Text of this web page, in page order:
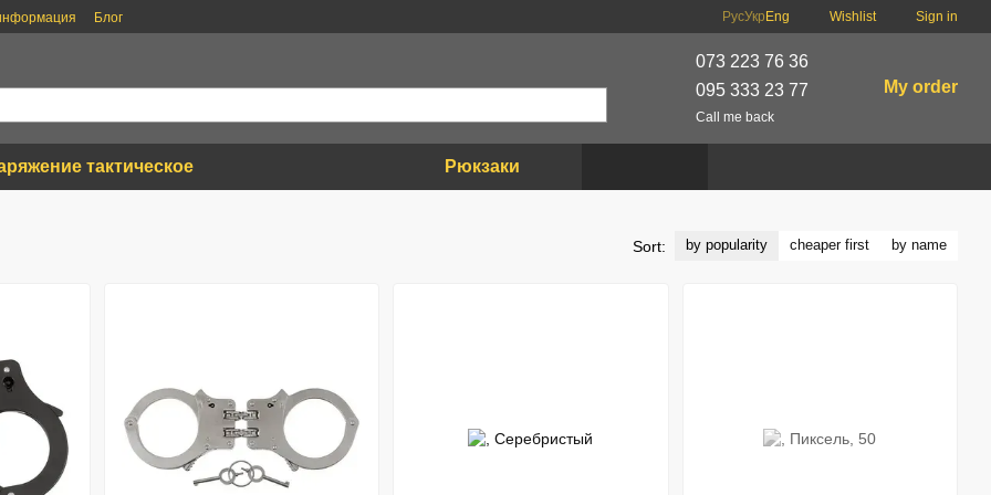
Блог РусУкр Eng Wishlist Sign in
073 223 76 36
095 333 23 77
Call me back
My order
тактическое Рюкзаки
Sort: by popularity cheaper first by name